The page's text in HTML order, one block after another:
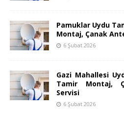
Pamuklar Uydu
Montaj, Çanak
6 Şubat 2026
Gazi Mahallesi
Tamir Montaj,
Servisi
6 Şubat 2026